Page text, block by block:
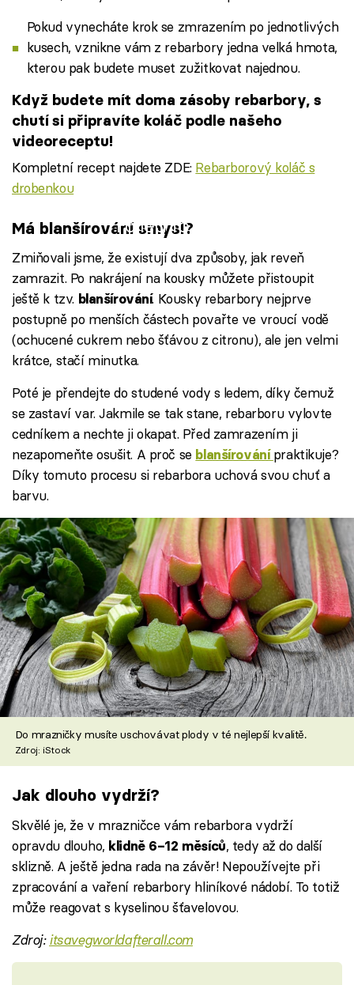
Pokud vynecháte krok se zmrazením po jednotlivých
kusech, vznikne vám z rebarbory jedna velká hmota,
kterou pak budete muset zužitkovat najednou.
Když budete mít doma zásoby rebarbory, s
chutí si připravíte koláč podle našeho
videoreceptu!
Kompletní recept najdete ZDE: Rebarborový koláč s
drobenkou
Failed to fetch
Má blanšírování smysl?
Zmiňovali jsme, že existují dva způsoby, jak reveň
zamrazit. Po nakrájení na kousky můžete přistoupit
ještě k tzv. blanšírování. Kousky rebarbory nejprve
postupně po menších částech povařte ve vroucí vodě
(ochucené cukrem nebo šťávou z citronu), ale jen velmi
krátce, stačí minutka.
Poté je přendejte do studené vody s ledem, díky čemuž
se zastaví var. Jakmile se tak stane, rebarboru vylovte
cedníkem a nechte ji okapat. Před zamrazením ji
nezapomeňte osušit. A proč se blanšírování praktikuje?
Díky tomuto procesu si rebarbora uchová svou chuť a
barvu.
Do mrazničky musíte uschovávat plody v té nejlepší kvalitě.
Zdroj: iStock
Jak dlouho vydrží?
Skvělé je, že v mrazničce vám rebarbora vydrží
opravdu dlouho, klidně 6–12 měsíců, tedy až do další
sklizně. A ještě jedna rada na závěr! Nepoužívejte při
zpracování a vaření rebarbory hliníkové nádobí. To totiž
může reagovat s kyselinou šťavelovou.
Zdroj:itsavegworldafterall.com